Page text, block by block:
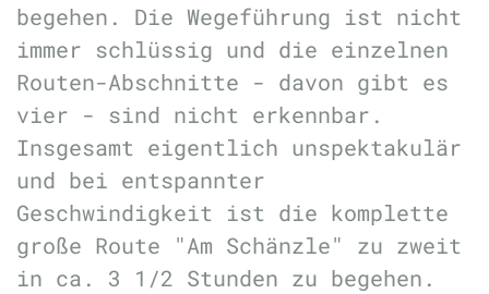
begehen. Die Wegeführung ist nicht
immer schlüssig und die einzelnen
Routen-Abschnitte - davon gibt es
vier - sind nicht erkennbar.
Insgesamt eigentlich unspektakulär
und bei entspannter
Geschwindigkeit ist die komplette
große Route "Am Schänzle" zu zweit
in ca. 3 1/2 Stunden zu begehen.